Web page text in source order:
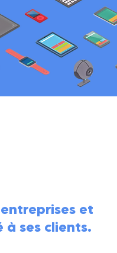
et
à ses clients.